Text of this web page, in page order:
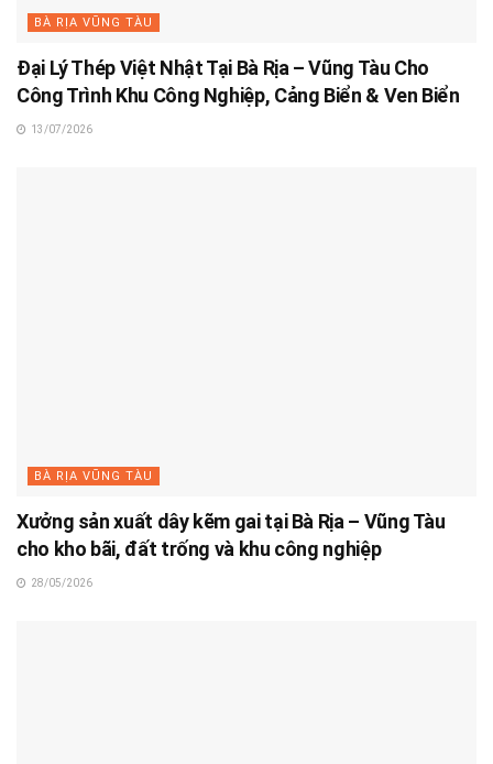
BÀ RỊA VŨNG TÀU
Đại Lý Thép Việt Nhật Tại Bà Rịa – Vũng Tàu Cho
Công Trình Khu Công Nghiệp, Cảng Biển & Ven Biển
13/07/2026
BÀ RỊA VŨNG TÀU
Xưởng sản xuất dây kẽm gai tại Bà Rịa – Vũng Tàu
cho kho bãi, đất trống và khu công nghiệp
28/05/2026